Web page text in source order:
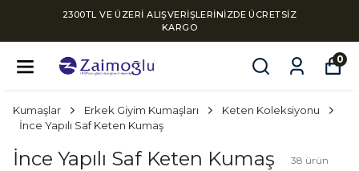
2300TL VE ÜZERİ ALIŞVERİŞLERİNİZDE ÜCRETSİZ
KARGO
0
Kumaşlar Erkek Giyim Kumaşları
Keten Koleksiyonu
İnce Yapılı Saf Keten Kumaş
İnce Yapılı Saf Keten Kumaş 38 ürün